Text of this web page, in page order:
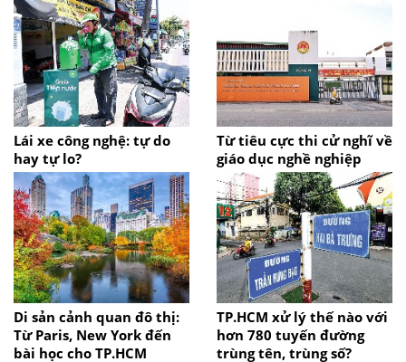
Lái xe công nghệ: tự do
hay tự lo?
Từ tiêu cực thi cử nghĩ về
giáo dục nghề nghiệp
Di sản cảnh quan đô thị:
Từ Paris, New York đến
bài học cho TP.HCM
TP.HCM xử lý thế nào với
hơn 780 tuyến đường
trùng tên, trùng số?